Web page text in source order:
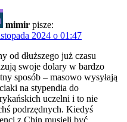
mimir pisze:
2024 o 01:47
od dłuższego już czasu
swoje dolary w bardzo
sposób – masowo wysyłają
na stypendia do
uczelni i to nie
podrzędnych. Kiedyś